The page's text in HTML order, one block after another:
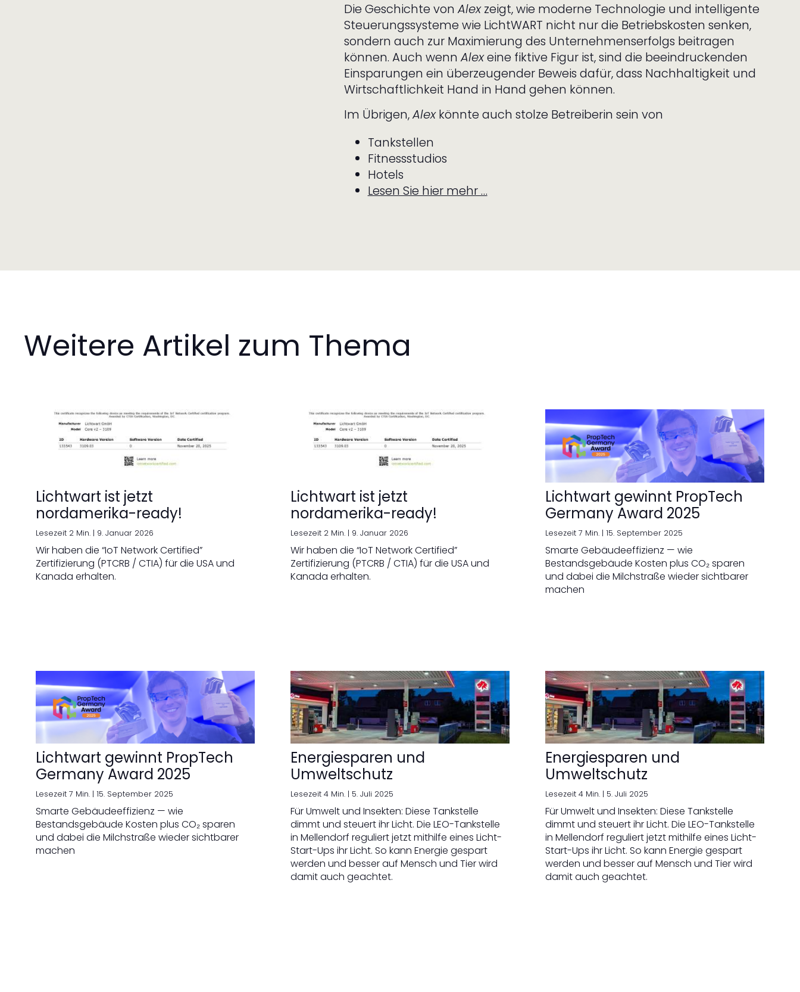
Die Geschichte vonAlexzeigt, wie moderne Technologie und intelligente
Steuerungssysteme wie LichtWART nicht nur die Betriebskosten senken,
sondern auch zur Maximierung des Unternehmenserfolgs beitragen
können. Auch wennAlexeine fiktive Figur ist, sind die beeindruckenden
Einsparungen ein überzeugender Beweis dafür, dass Nachhaltigkeit und
Wirtschaftlichkeit Hand in Hand gehen können.
Im Übrigen,Alexkönnte auch stolze Betreiberin sein von
Tankstellen
Fitnessstudios
Hotels
Lesen Sie hier mehr …
Weitere Artikel zum Thema
Lichtwart ist jetzt
nordamerika-ready!
Lesezeit 2 Min. | 9. Januar 2026
Wir haben die “IoT Network Certified”
Zertifizierung (PTCRB / CTIA) für die USA und
Kanada erhalten.
Lichtwart ist jetzt
nordamerika-ready!
Lesezeit 2 Min. | 9. Januar 2026
Wir haben die “IoT Network Certified”
Zertifizierung (PTCRB / CTIA) für die USA und
Kanada erhalten.
Lichtwart gewinnt PropTech
Germany Award 2025
Lesezeit 7 Min. | 15. September 2025
Smarte Gebäudeeffizienz — wie
Bestandsgebäude Kosten plus CO₂ sparen
und dabei die Milchstraße wieder sichtbarer
machen
Lichtwart gewinnt PropTech
Germany Award 2025
Lesezeit 7 Min. | 15. September 2025
Smarte Gebäudeeffizienz — wie
Bestandsgebäude Kosten plus CO₂ sparen
und dabei die Milchstraße wieder sichtbarer
machen
Energiesparen und
Umweltschutz
Lesezeit 4 Min. | 5. Juli 2025
Für Umwelt und Insekten: Diese Tankstelle
dimmt und steuert ihr Licht. Die LEO-Tankstelle
in Mellendorf reguliert jetzt mithilfe eines Licht-
Start-Ups ihr Licht. So kann Energie gespart
werden und besser auf Mensch und Tier wird
damit auch geachtet.
Energiesparen und
Umweltschutz
Lesezeit 4 Min. | 5. Juli 2025
Für Umwelt und Insekten: Diese Tankstelle
dimmt und steuert ihr Licht. Die LEO-Tankstelle
in Mellendorf reguliert jetzt mithilfe eines Licht-
Start-Ups ihr Licht. So kann Energie gespart
werden und besser auf Mensch und Tier wird
damit auch geachtet.